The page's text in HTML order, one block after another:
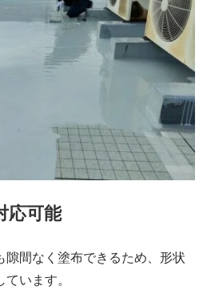
応可能
隙間なく塗布できるため、形状
います。